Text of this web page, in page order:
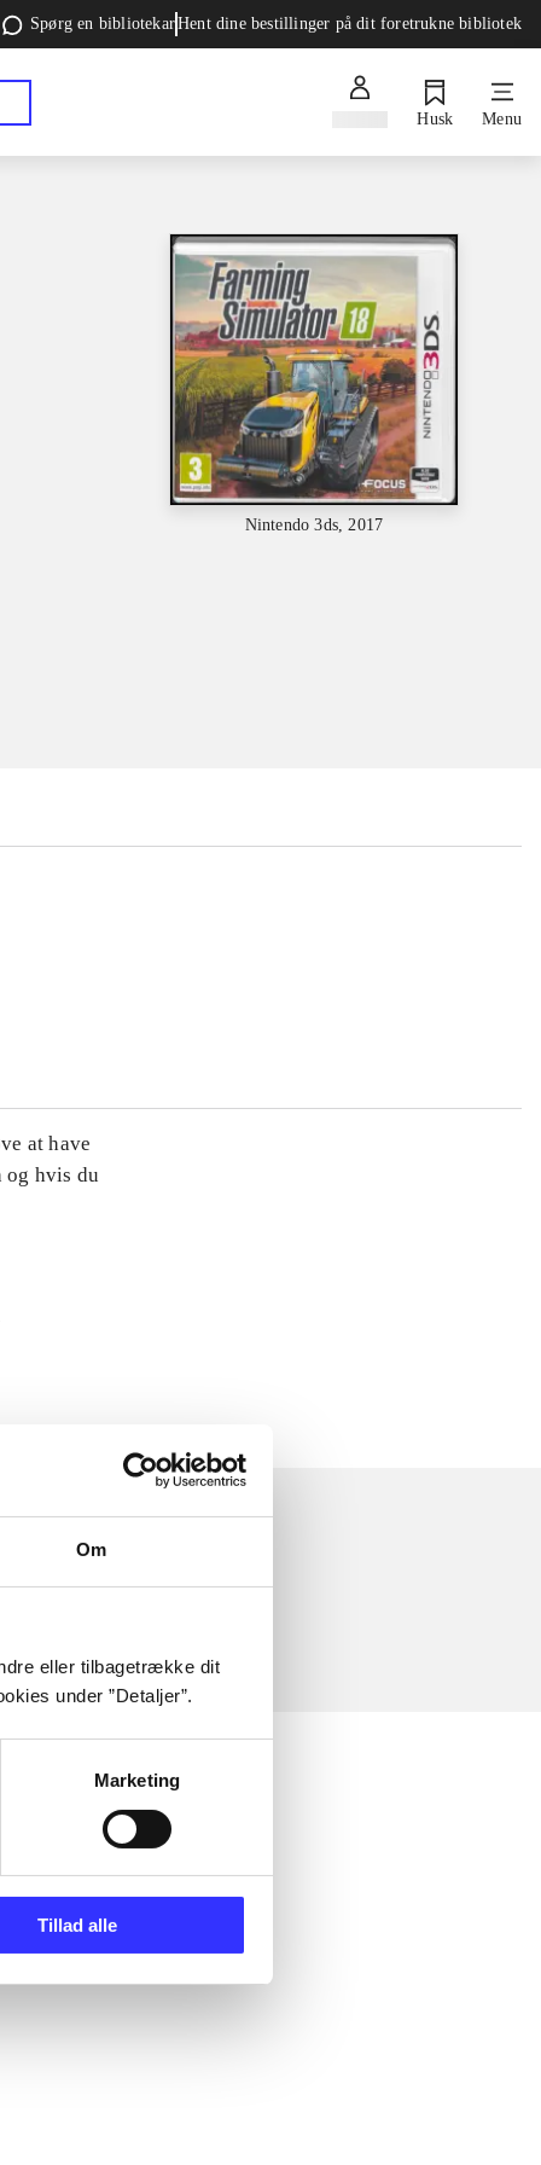
Om
eller tilbagetrække dit
under ”Detaljer”.
Marketing
Tillad alle
Spørg en bibliotekarHent dine bestillinger på dit foretrukne bibliotek
Husk Menu
Nintendo 3ds, 2017
at have
og hvis du